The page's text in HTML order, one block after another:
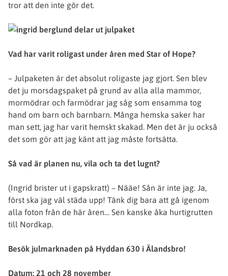
tror att den inte gör det.
Vad har varit roligast under åren med Star of Hope?
– Julpaketen är det absolut roligaste jag gjort. Sen blev
det ju morsdagspaket på grund av alla alla mammor,
mormödrar och farmödrar jag såg som ensamma tog
hand om barn och barnbarn. Många hemska saker har
man sett, jag har varit hemskt skakad. Men det är ju också
det som gör att jag känt att jag måste fortsätta.
Så vad är planen nu, vila och ta det lugnt?
(Ingrid brister ut i gapskratt) – Nääe! Sån är inte jag. Ja,
först ska jag väl städa upp! Tänk dig bara att gå igenom
alla foton från de här åren… Sen kanske åka hurtigrutten
till Nordkap.
Besök julmarknaden på Hyddan 630 i Älandsbro!
Datum: 21 och 28 november